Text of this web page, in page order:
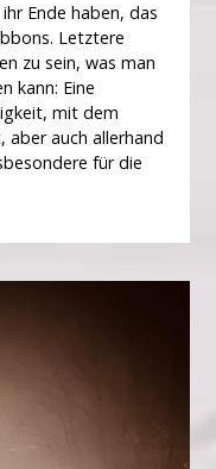
Ende haben, das
Letztere
zu sein, was man
kann: Eine
mit dem
aber auch allerhand
für die